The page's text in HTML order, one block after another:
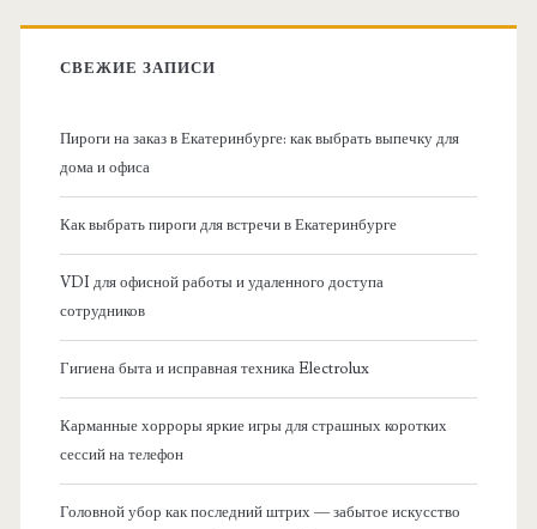
:
СВЕЖИЕ ЗАПИСИ
Пироги на заказ в Екатеринбурге: как выбрать выпечку для
дома и офиса
Как выбрать пироги для встречи в Екатеринбурге
VDI для офисной работы и удаленного доступа
сотрудников
Гигиена быта и исправная техника Electrolux
Карманные хорроры яркие игры для страшных коротких
сессий на телефон
Головной убор как последний штрих — забытое искусство